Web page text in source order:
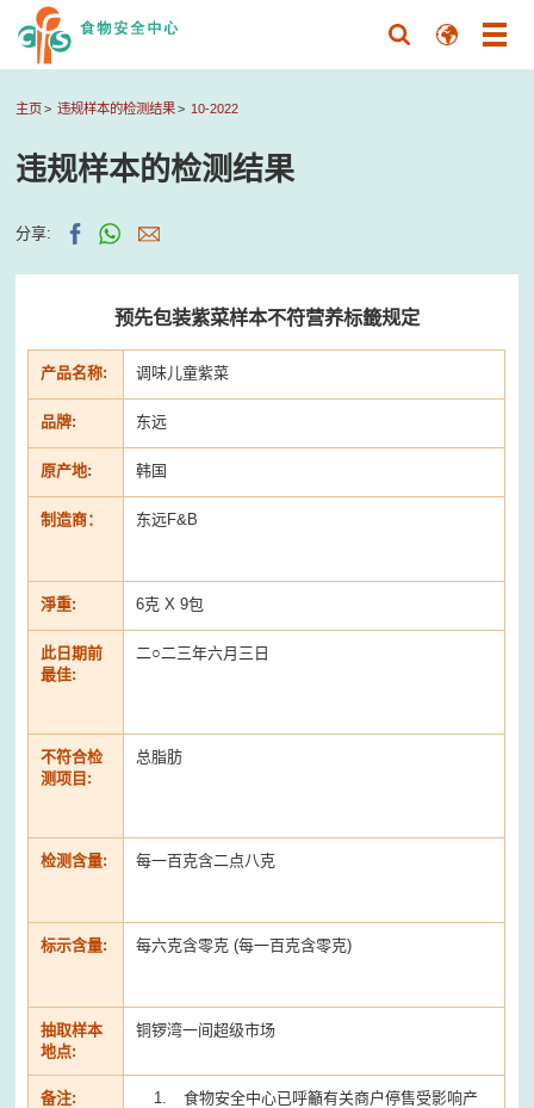
主页 违规样本的检测结果 10-2022
违规样本的检测结果
分享:
预先包装紫菜样本不符营养标籤规定
产品名称: 调味儿童紫菜
品牌: 东远
原产地: 韩国
制造商： 东远F&B
淨重: 6克 X 9包
此日期前
最佳:
二○二三年六月三日
不符合检
测项目:
总脂肪
检测含量: 每一百克含二点八克
标示含量: 每六克含零克 (每一百克含零克)
抽取样本
地点:
铜锣湾一间超级市场
备注:
食物安全中心已呼籲有关商户停售受影响产